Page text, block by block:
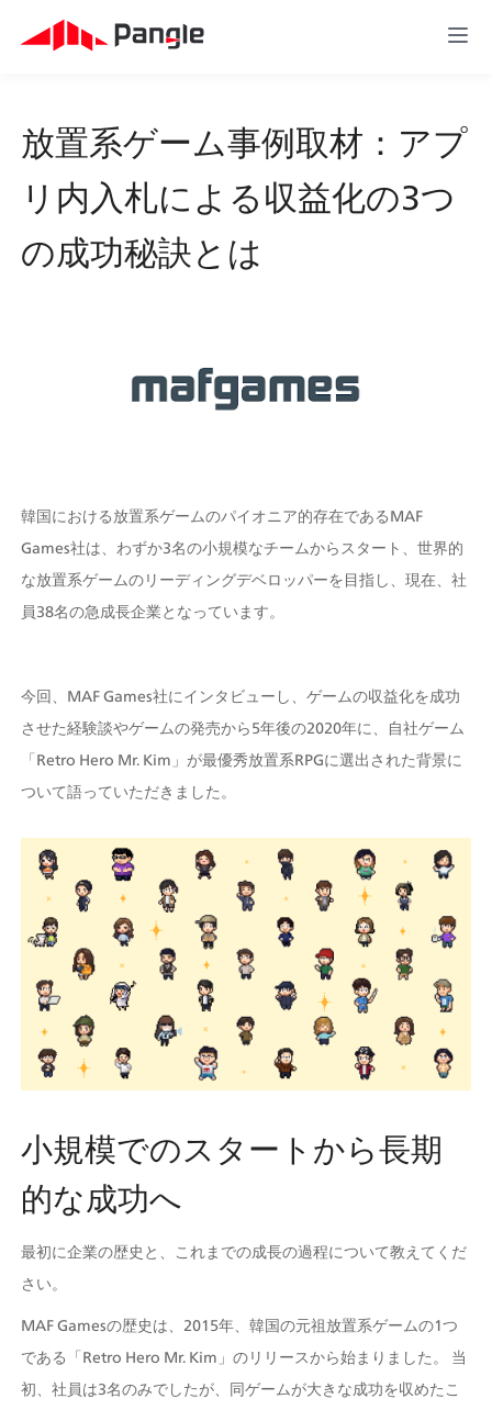
放置系ゲーム事例取材：アプ
リ内入札による収益化の3つ
の成功秘訣とは
韓国における放置系ゲームのパイオニア的存在であるMAF
Games社は、わずか3名の小規模なチームからスタート、世界的
な放置系ゲームのリーディングデベロッパーを目指し、現在、社
員38名の急成長企業となっています。
今回、MAF Games社にインタビューし、ゲームの収益化を成功
させた経験談やゲームの発売から5年後の2020年に、自社ゲーム
「Retro Hero Mr. Kim」が最優秀放置系RPGに選出された背景に
ついて語っていただきました。
小規模でのスタートから長期
的な成功へ
最初に企業の歴史と、これまでの成長の過程について教えてくだ
さい。
MAF Gamesの歴史は、2015年、韓国の元祖放置系ゲームの1つ
である「Retro Hero Mr. Kim」のリリースから始まりました。 当
初、社員は3名のみでしたが、同ゲームが大きな成功を収めたこ